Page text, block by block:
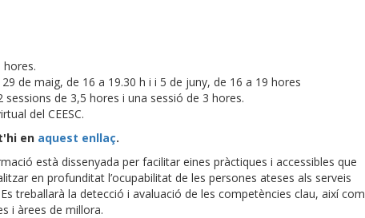
hores.
29 de maig, de 16 a 19.30 h i i 5 de juny, de 16 a 19 hores
sessions de 3,5 hores i una sessió de 3 hores.
del CEESC.
en aquest enllaç.
està dissenyada per facilitar eines pràctiques i accessibles que
en profunditat l’ocupabilitat de les persones ateses als serveis
Es treballarà la detecció i avaluació de les competències clau, així com
i àrees de millora.